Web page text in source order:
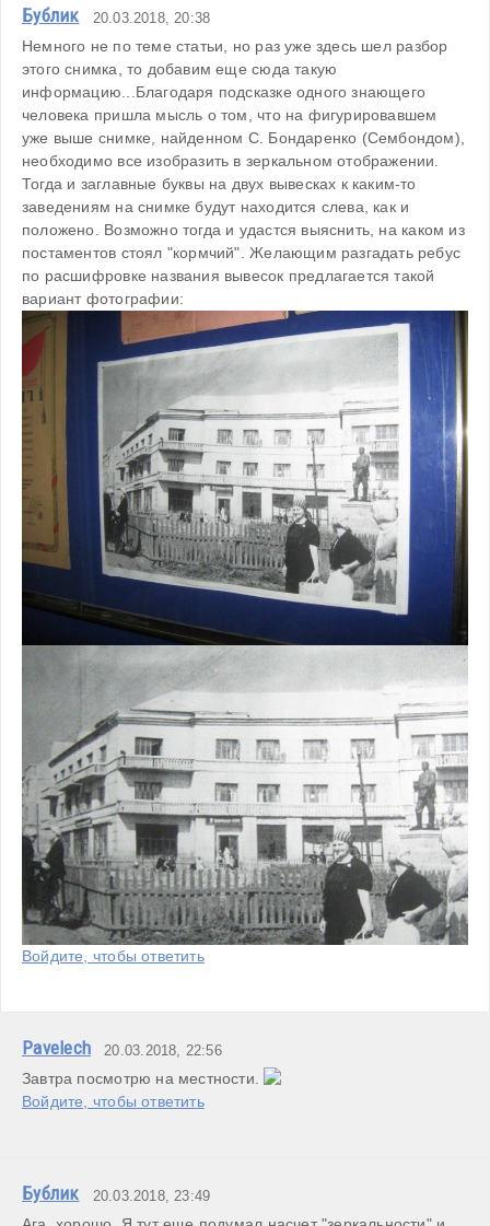
Бублик 20.03.2018, 20:38
Немного не по теме статьи, но раз уже здесь шел разбор
этого снимка, то добавим еще сюда такую
информацию...Благодаря подсказке одного знающего
человека пришла мысль о том, что на фигурировавшем
уже выше снимке, найденном С. Бондаренко (Сембондом),
необходимо все изобразить в зеркальном отображении.
Тогда и заглавные буквы на двух вывесках к каким-то
заведениям на снимке будут находится слева, как и
положено. Возможно тогда и удастся выяснить, на каком из
постаментов стоял "кормчий". Желающим разгадать ребус
по расшифровке названия вывесок предлагается такой
вариант фотографии:
Войдите, чтобы ответить
Pavelech 20.03.2018, 22:56
Завтра посмотрю на местности.
Войдите, чтобы ответить
Бублик 20.03.2018, 23:49